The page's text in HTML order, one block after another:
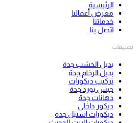
الرئيسية
معرض أعمالنا
خدماتنا
اتصل بنا
تصنيفات
بديل الخشب جدة
بديل الرخام جدة
تركيب ديكورات
جبس بورد جدة
دهانات جدة
ديكور داخلي
ديكورات استيل جدة